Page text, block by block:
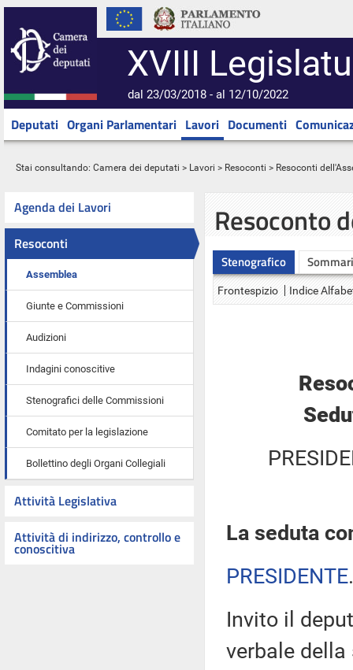
XVIII
dal 23/03/2018 - al 12/10/2022
Deputati Organi Parlamentari Lavori Documenti
Stai consultando: Camera dei deputati > Lavori > Resoconti > Resoconti
Agenda dei Lavori
Resoconti
Assemblea
Giunte e Commissioni
Audizioni
Indagini conoscitive
Stenografici delle Commissioni
Comitato per la legislazione
Bollettino degli Organi Collegiali
Attività Legislativa
Attività di indirizzo, controllo e
conoscitiva
Resoconto
Stenografico
Frontespizio Indice
La seduta
PRESIDENTE
Invito il
verbale della